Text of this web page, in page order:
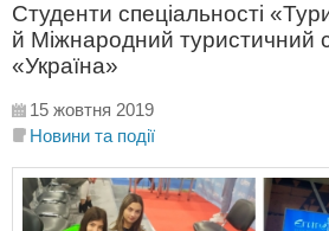
Студенти спеціальності
й Міжнародний туристичний
«Україна»
15 жовтня 2019
Новини та події